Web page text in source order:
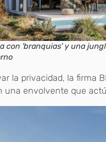
con 'branquias' y una
la privacidad, la firma
una envolvente que